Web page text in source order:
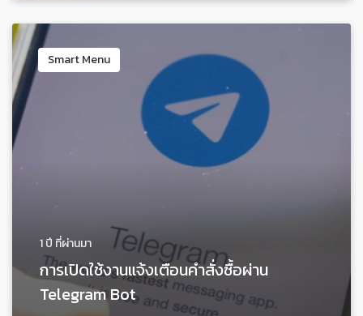
Smart Menu
1 ปี ที่ผ่านมา
การเปิดใช้งานแจ้งเตือนคำสั่งซื้อผ่าน
Telegram Bot